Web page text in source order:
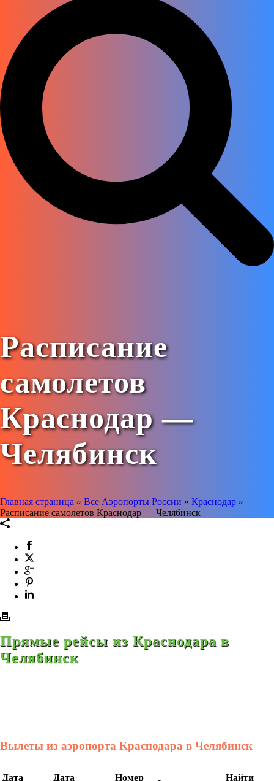
Расписание
самолетов
Краснодар —
Челябинск
Главная страница » Все Аэропорты России » Краснодар »
Расписание самолетов Краснодар — Челябинск
Прямые рейсы из Краснодара в
Челябинск
Вылеты из аэропорта Краснодара в Челябинск
Дата Дата Номер Найти